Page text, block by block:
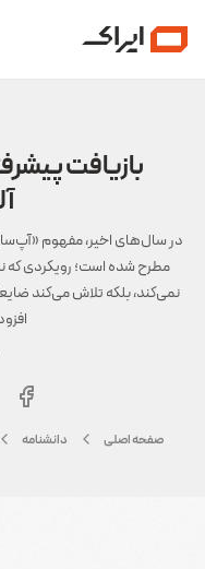
بازیافت
مطرح شده است؛ رویکردی که
نمی‌کند، بلکه تلاش می‌کند
صفحه اصلی دانشنامه